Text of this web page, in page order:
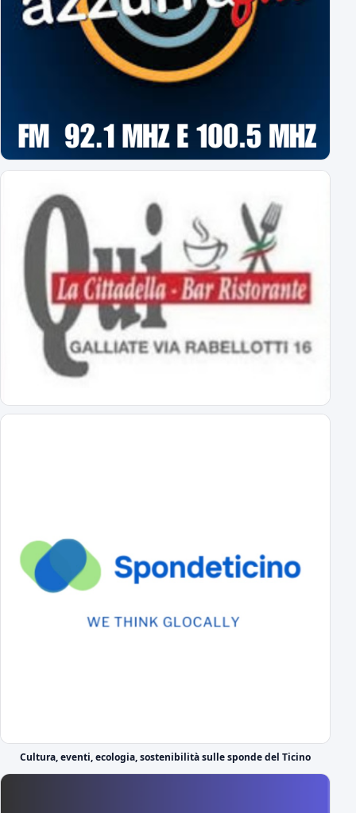
Sampdoria-Novara: le formazioni ufficiali!
Assenti Da Graca e Lanini per affaticamento
Primavera: il calendario completo
Novara: ecco gli orari delle prime 8 giornate
esordio ad Alessandria il 22 agosto alle 18
per l'amichevole del 5 agosto 2026
Al via il ritiro ligure: Bogliasco prossima tappa!
Sampdoria-Novara; sabato pomeriggio in diretta TV
Abbonamenti Novara 2026/2027: tutte le tariffe
interi, ridotti, promo
Primavera Novara: ecco il girone!
tutti gli avversari degli azzurrini
A Novembre e Marzo i "derby" con la Pro Vercelli
Prima in trasferta poi in casa
il video di presentazione
Cultura, eventi, ecologia, sostenibilità sulle sponde del Ticino